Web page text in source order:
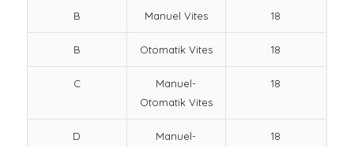
B Manuel Vites 18
B Otomatik Vites 18
C
Manuel-
Otomatik Vites
18
D
Manuel-
18